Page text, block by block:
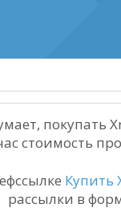
покупать
стоимость
Купить
рассылки в